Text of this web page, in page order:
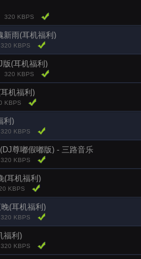
320 KBPS
新雨(耳机福利)
320 KBPS
版(耳机福利)
320 KBPS
机福利)
KBPS
利)
320 KBPS
尊嘟假嘟版) - 三路音乐
320 KBPS
(耳机福利)
KBPS
(耳机福利)
320 KBPS
福利)
320 KBPS